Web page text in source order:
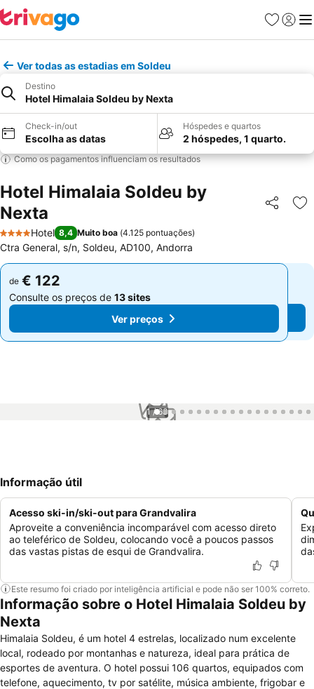
Favoritos
Iniciar
Ver todas as estadias em Soldeu
Destino
Hotel Himalaia Soldeu by Nexta
Check-in/out
Escolha as datas
Hóspedes e quartos
2 hóspedes, 1 quarto.
Como os pagamentos influenciam os resultados
Hotel Himalaia Soldeu by
Nexta
Partilhar
4 Estrelas
Hotel 8,4 Muito boa (4.125 pontuações)
Ctra General, s/n, Soldeu, AD100, Andorra
de € 122
Consulte os preços de 13 sites
Ver preços
de € 122
Consulte os preços de 13 sites
Ver preços
1 / 63
Informação útil
Acesso ski-in/ski-out para Grandvalira
Aproveite a conveniência incomparável com acesso direto
ao teleférico de Soldeu, colocando você a poucos passos
das vastas pistas de esqui de Grandvalira.
Este resumo foi criado por inteligência artificial e pode não ser 100% correto.
Informação sobre o Hotel Himalaia Soldeu by
Nexta
Himalaia Soldeu, é um hotel 4 estrelas, localizado num excelente
local, rodeado por montanhas e natureza, ideal para prática de
esportes de aventura. O hotel possui 106 quartos, equipados com
telefone, aquecimento, tv por satélite, música ambiente, frigobar e